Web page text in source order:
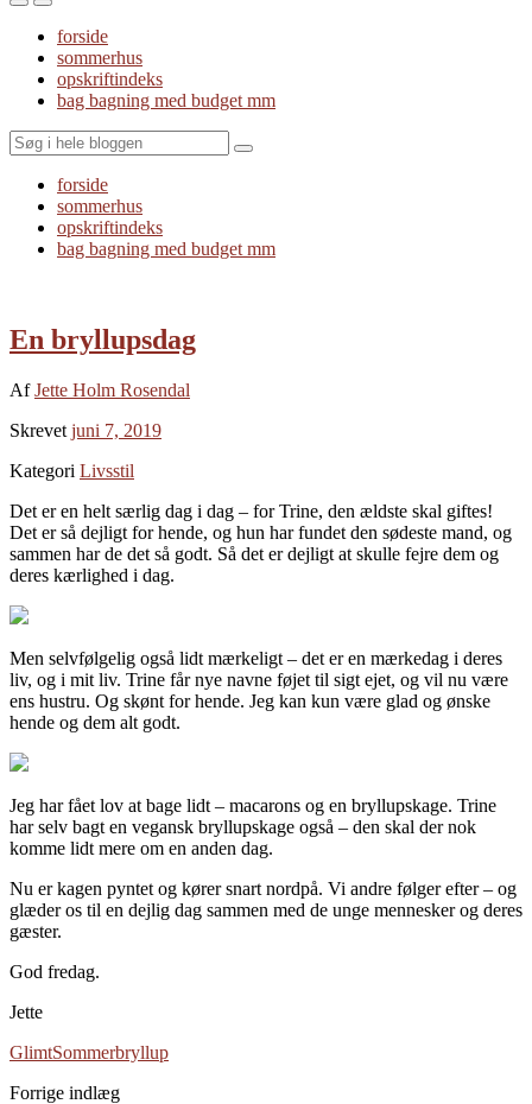
Toggle
mobile
menu
Toggle
the
search
field
forside
sommerhus
opskriftindeks
bag bagning med budget mm
Search
forside
sommerhus
opskriftindeks
bag bagning med budget mm
En bryllupsdag
AfJette Holm Rosendal
Skrevet juni 7, 2019
Kategori Livsstil
Det er en helt særlig dag i dag – for Trine, den ældste skal giftes!
Det er så dejligt for hende, og hun har fundet den sødeste mand, og
sammen har de det så godt. Så det er dejligt at skulle fejre dem og
deres kærlighed i dag.
Men selvfølgelig også lidt mærkeligt – det er en mærkedag i deres
liv, og i mit liv. Trine får nye navne føjet til sigt ejet, og vil nu være
ens hustru. Og skønt for hende. Jeg kan kun være glad og ønske
hende og dem alt godt.
Jeg har fået lov at bage lidt – macarons og en bryllupskage. Trine
har selv bagt en vegansk bryllupskage også – den skal der nok
komme lidt mere om en anden dag.
Nu er kagen pyntet og kører snart nordpå. Vi andre følger efter – og
glæder os til en dejlig dag sammen med de unge mennesker og deres
gæster.
God fredag.
Jette
GlimtSommerbryllup
Forrige indlæg